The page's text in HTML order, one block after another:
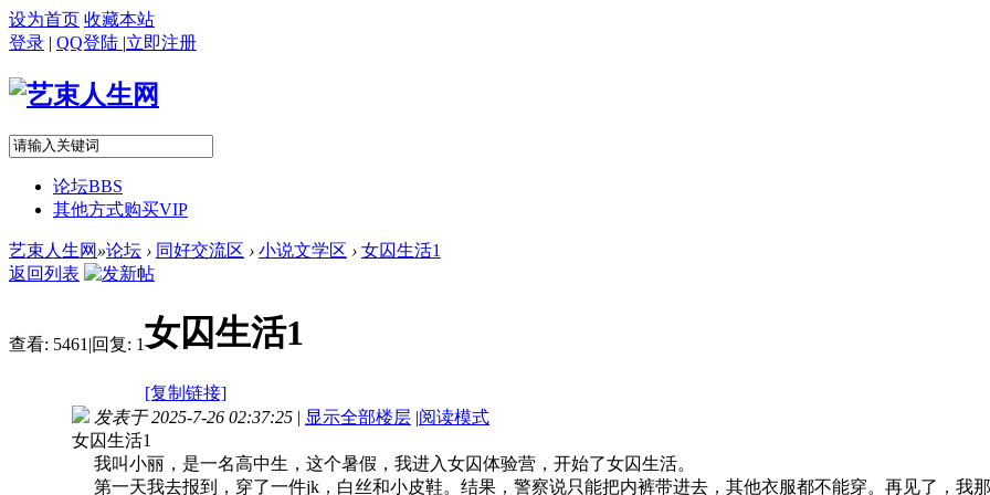
设为首页 收藏本站
登录 | QQ登陆 |立即注册
论坛BBS
其他方式购买VIP
艺束人生网 »论坛 › 同好交流区 › 小说文学区 › 女囚生活1
返回列表
查看: 5461 |回复: 1女囚生活1
[复制链接]
发表于 2025-7-26 02:37:25 | 显示全部楼层 |阅读模式
女囚生活1
我叫小丽，是一名高中生，这个暑假，我进入女囚体验营，开始了女囚生活。
第一天我去报到，穿了一件jk，白丝和小皮鞋。结果，警察说只能把内裤带进去，其他衣服都不能穿。再见了，我那